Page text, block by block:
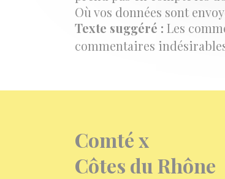
Où vos données sont
Texte suggéré : Les
commentaires
Comté x
Côtes du Rhône